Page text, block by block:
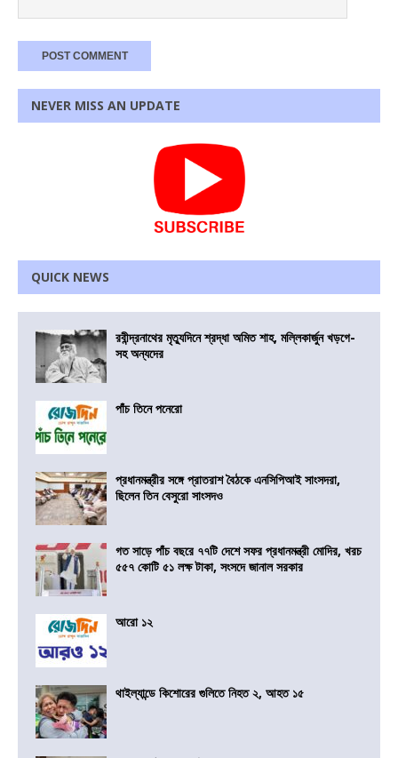
NEVER MISS AN UPDATE
QUICK NEWS
রবীন্দ্রনাথের মৃত্যুদিনে শ্রদ্ধা অমিত শাহ, মল্লিকার্জুন খড়গে-
সহ অন্যদের
পাঁচ তিনে পনেরো
প্রধানমন্ত্রীর সঙ্গে প্রাতরাশ বৈঠকে এনসিপিআই সাংসদরা,
ছিলেন তিন বেসুরো সাংসদও
গত সাড়ে পাঁচ বছরে ৭৭টি দেশে সফর প্রধানমন্ত্রী মোদির, খরচ
৫৫৭ কোটি ৫১ লক্ষ টাকা, সংসদে জানাল সরকার
আরো ১২
থাইল্যান্ডে কিশোরের গুলিতে নিহত ২, আহত ১৫